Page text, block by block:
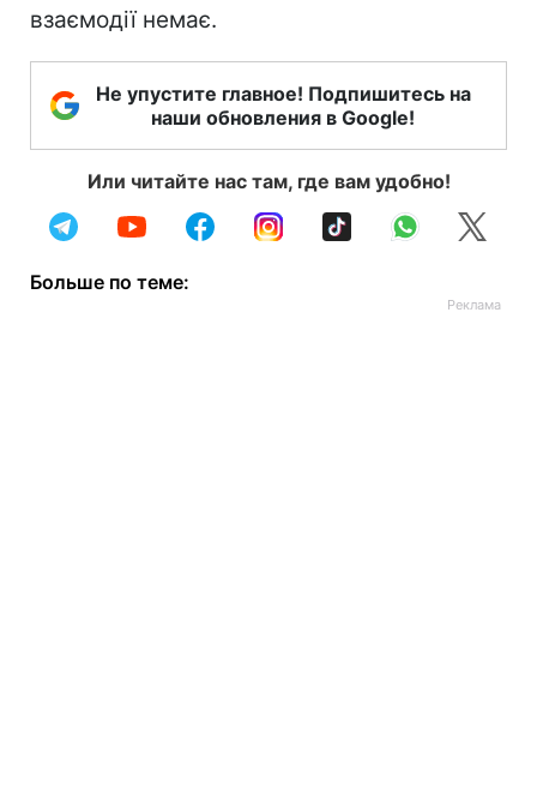
взаємодії немає.
Не упустите главное! Подпишитесь на
наши обновления в Google!
Или читайте нас там, где вам удобно!
Больше по теме: